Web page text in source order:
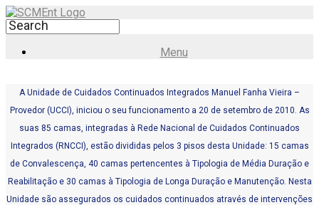
Menu
A Unidade de Cuidados Continuados Integrados Manuel Fanha Vieira –
Provedor (UCCI), iniciou o seu funcionamento a 20 de setembro de 2010. As
suas 85 camas, integradas à Rede Nacional de Cuidados Continuados
Integrados (RNCCI), estão divididas pelos 3 pisos desta Unidade: 15 camas
de Convalescença, 40 camas pertencentes à Tipologia de Média Duração e
Reabilitação e 30 camas à Tipologia de Longa Duração e Manutenção. Nesta
Unidade são assegurados os cuidados continuados através de intervenções